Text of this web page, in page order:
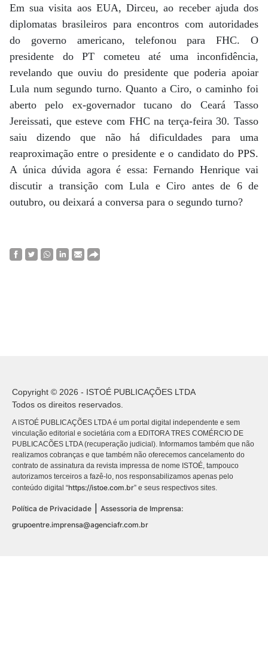
Em sua visita aos EUA, Dirceu, ao receber ajuda dos
diplomatas brasileiros para encontros com autoridades
do governo americano, telefonou para FHC. O
presidente do PT cometeu até uma inconfidência,
revelando que ouviu do presidente que poderia apoiar
Lula num segundo turno. Quanto a Ciro, o caminho foi
aberto pelo ex-governador tucano do Ceará Tasso
Jereissati, que esteve com FHC na terça-feira 30. Tasso
saiu dizendo que não há dificuldades para uma
reaproximação entre o presidente e o candidato do PPS.
A única dúvida agora é essa: Fernando Henrique vai
discutir a transição com Lula e Ciro antes de 6 de
outubro, ou deixará a conversa para o segundo turno?
Copyright © 2026 - ISTOÉ PUBLICAÇÕES LTDA
Todos os direitos reservados.
A ISTOÉ PUBLICAÇÕES LTDA é um portal digital independente e sem
vinculação editorial e societária com a EDITORA TRES COMÉRCIO DE
PUBLICACÕES LTDA (recuperação judicial). Informamos também que não
realizamos cobranças e que também não oferecemos cancelamento do
contrato de assinatura da revista impressa de nome ISTOÉ, tampouco
autorizamos terceiros a fazê-lo, nos responsabilizamos apenas pelo
conteúdo digital “https://istoe.com.br” e seus respectivos sites.
Política de Privacidade
Assessoria de Imprensa:
grupoentre.imprensa@agenciafr.com.br